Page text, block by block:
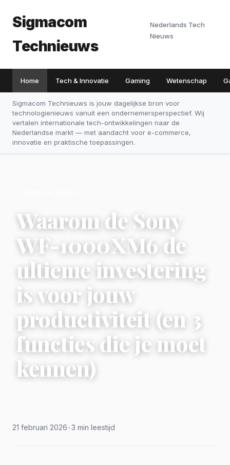
Sigmacom
Technieuws
Nederlands Tech
Nieuws
Home Tech & Innovatie Gaming Wetenschap
Sigmacom Technieuws is jouw dagelijkse bron voor
technologienieuws vanuit een ondernemersperspectief. Wij
vertalen internationale tech-ontwikkelingen naar de
Nederlandse markt — met aandacht voor e-commerce,
innovatie en praktische toepassingen.
Waarom de Sony
WF-1000XM6 de
ultieme investering
is voor jouw
productiviteit (en 3
functies die je moet
kennen)
21 februari 2026•3 min leestijd